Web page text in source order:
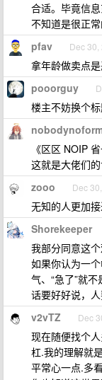
合适。毕竟信
不知道是很正常
pfav Dec 30,
拿年龄做卖点
pooorguy
楼主不妨换个
《区区 NOIP 省
这就是大佬们
zooo Dec
无知的人更加接
Shorekeeper
我部分同意这个
如果你认为一
气、“急了”就不
话要好好说，人
v2vTZ Dec
现在随便找个
杠.我的理解就
平常心一点.多